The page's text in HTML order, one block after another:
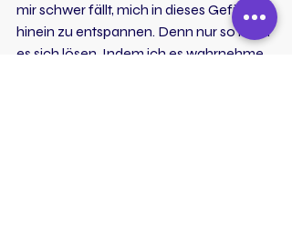
mir schwer fällt, mich in dieses Gefühl
hinein zu entspannen. Denn nur so kann
es sich lösen. Indem ich es wahrnehme,